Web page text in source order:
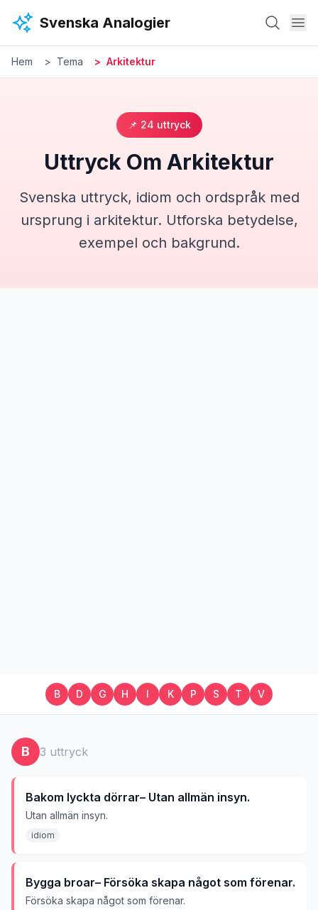
Svenska Analogier
Hem Tema Arkitektur
📌 24 uttryck
Uttryck Om Arkitektur
Svenska uttryck, idiom och ordspråk med
ursprung i arkitektur. Utforska betydelse,
exempel och bakgrund.
B D G H I K P S T V
B 3 uttryck
Bakom lyckta dörrar– Utan allmän insyn.
Utan allmän insyn.
idiom
Bygga broar– Försöka skapa något som förenar.
Försöka skapa något som förenar.